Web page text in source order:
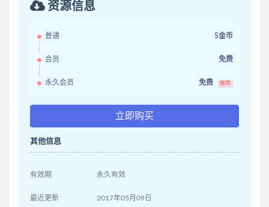
资源信息
普通 5金币
会员 免费
永久会员 免费 推荐
立即购买
其他信息
有效期 永久有效
最近更新 2017年05月09日